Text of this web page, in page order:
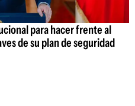
para hacer frente al
de su plan de seguridad